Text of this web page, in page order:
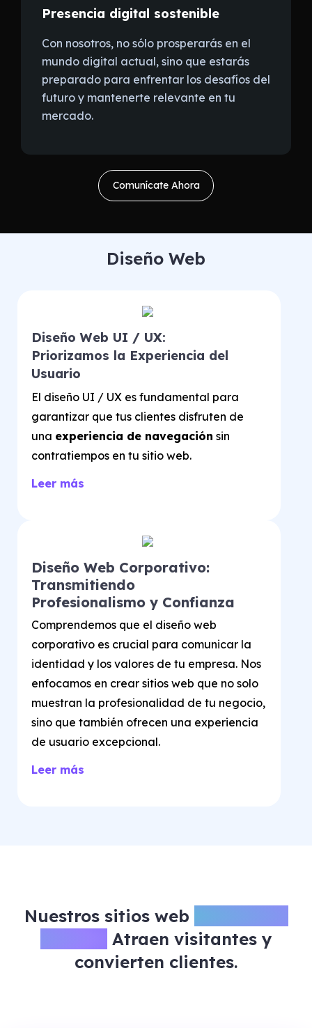
Presencia digital sostenible
Con nosotros, no sólo prosperarás en el
mundo digital actual, sino que estarás
preparado para enfrentar los desafíos del
futuro y mantenerte relevante en tu
mercado.
Comunícate Ahora
Diseño Web
Diseño Web UI / UX:
Priorizamos la Experiencia del
Usuario
El diseño UI / UX es fundamental para
garantizar que tus clientes disfruten de
una experiencia de navegación sin
contratiempos en tu sitio web.
Leer más
Diseño Web Corporativo:
Transmitiendo
Profesionalismo y Confianza
Comprendemos que el diseño web
corporativo es crucial para comunicar la
identidad y los valores de tu empresa. Nos
enfocamos en crear sitios web que no solo
muestran la profesionalidad de tu negocio,
sino que también ofrecen una experiencia
de usuario excepcional.
Leer más
Nuestros sitios web
Atraen visitantes y
convierten clientes.